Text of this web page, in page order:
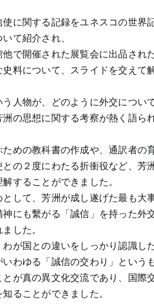
に関する記録をユネスコの世界
て紹介され、
で開催された展覧会に出品され
料について、スライドを交えて
人物が、どのように外交につい
の思想に関する考察が熱く語ら
めの教科書の作成や、通訳者の
の２度にわたる折衝役など、芳
することができました。
して、芳洲が成し遂げた最も大
にも繫がる「誠信」を持った外
した。
が国との違いをしっかり認識し
わゆる「誠信の交わり」という
が真の異文化交流であり、国際
ることができました。